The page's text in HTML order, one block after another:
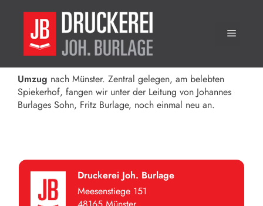
springen
Menü
1956
Umzug nach Münster. Zentral gelegen, am belebten
Spiekerhof, fangen wir unter der Leitung von Johannes
Burlages Sohn, Fritz Burlage, noch einmal neu an.
Druckerei Joh. Burlage
Meesenstiege 151